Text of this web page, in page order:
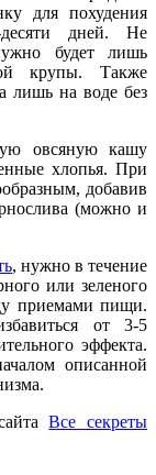
для похудения
дней. Не
будет лишь
крупы. Также
лишь на воде без
овсяную кашу
хлопья. При
добавив
(можно и
, нужно в течение
или зеленого
приемами пищи.
от 3-5
эффекта.
описанной
Все секреты